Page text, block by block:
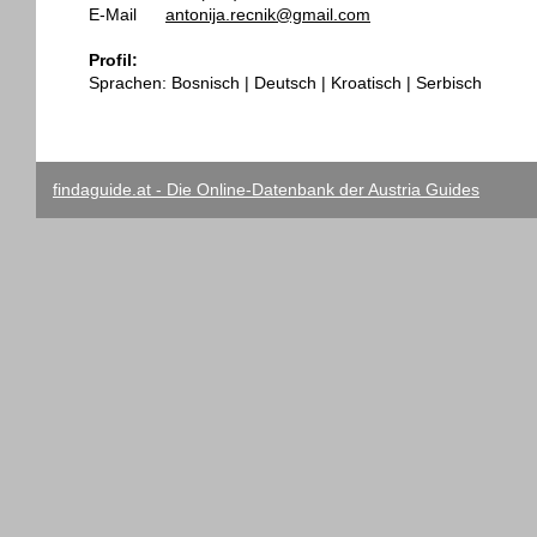
E-Mail
antonija.recnik@gmail.com
Profil:
Sprachen: Bosnisch | Deutsch | Kroatisch | Serbisch
findaguide.at - Die Online-Datenbank der Austria Guides